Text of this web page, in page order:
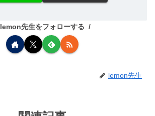
lemon先生をフォローする
lemon先生